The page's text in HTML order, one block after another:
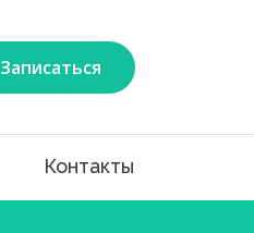
Записаться
Контакты